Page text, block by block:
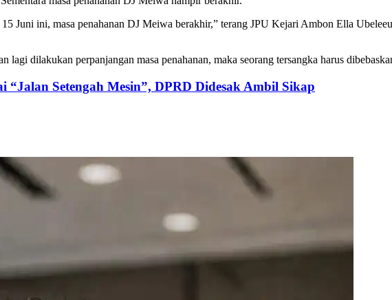
Juni ini, masa penahanan DJ Meiwa berakhir,” terang JPU Kejari Ambon Ella
lagi dilakukan perpanjangan masa penahanan, maka seorang tersangka harus
Setengah Mesin”, DPRD Didesak Ambil Sikap